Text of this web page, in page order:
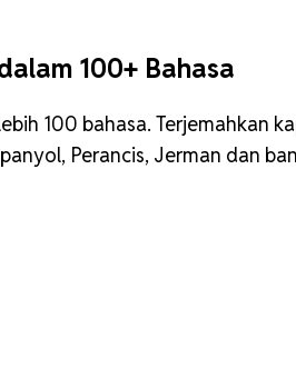
100+ Bahasa
100 bahasa. Terjemahkan
Perancis, Jerman dan